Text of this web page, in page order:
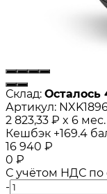
Склад: Осталось
Артикул:
2 823,33 ₽ x 6 мес.
Кешбэк +169.4
16 940 ₽
0 ₽
С учётом НДС по
-